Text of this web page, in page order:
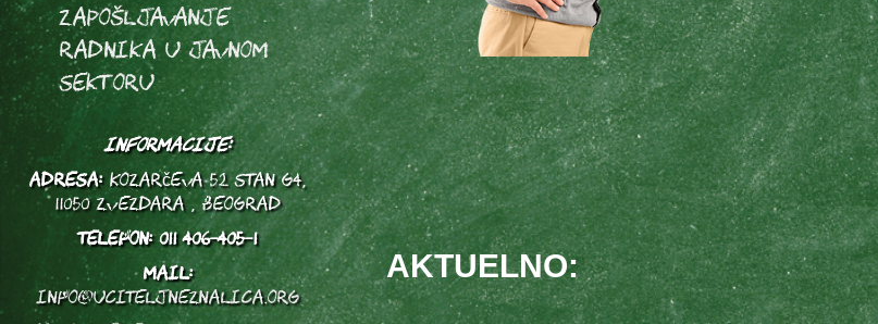
Zapošljavanje
radnika u javnom
sektoru
INFORMACIJE:
ADRESA:Kozarčeva 52 stan G4,
11050 Zvezdara , Beograd
TELEFON: 011 406-405-1
MAIL:
info@uciteljneznalica.org
AKTUELNO: